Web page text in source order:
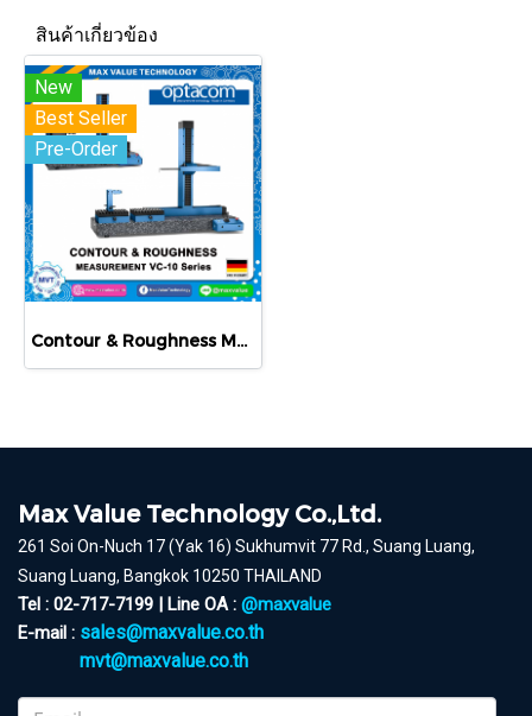
สินค้าเกี่ยวข้อง
New
Best Seller
Pre-Order
Contour & Roughness Measurement VC-10 Series
Max Value Technology Co.,Ltd.
261 Soi On-Nuch 17 (Yak 16) Sukhumvit 77 Rd., Suang Luang,
Suang Luang, Bangkok 10250 THAILAND
Tel : 02-717-7199 | Line OA : @maxvalue
E-mail : sales@maxvalue.co.th
mvt@maxvalue.co.th